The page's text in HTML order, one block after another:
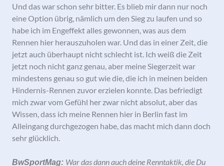
Und das war schon sehr bitter. Es blieb mir dann nur noch
eine Option übrig, nämlich um den Sieg zu laufen und so
habe ich im Engeffekt alles gewonnen, was aus dem
Rennen hier herauszuholen war. Und das in einer Zeit, die
jetzt auch überhaupt nicht schlecht ist. Ich weiß die Zeit
jetzt noch nicht ganz genau, aber meine Siegerzeit war
mindestens genau so gut wie die, die ich in meinen beiden
Hindernis-Rennen zuvor erzielen konnte. Das befriedigt
mich zwar vom Gefühl her zwar nicht absolut, aber das
Wissen, dass ich meine Rennen hier in Berlin fast im
Alleingang durchgezogen habe, das macht mich dann doch
sehr glücklich.
BwSportMag: War das dann auch deine Renntaktik, die Du